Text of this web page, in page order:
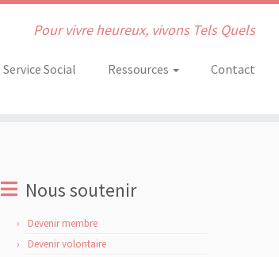
Pour vivre heureux, vivons Tels Quels
Service Social Ressources Contact
Nous soutenir
Devenir membre
Devenir volontaire